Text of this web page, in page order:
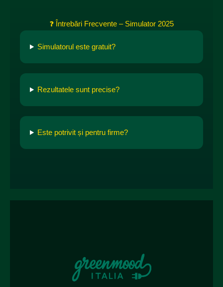
❓ Întrebări Frecvente – Simulator 2025
Simulatorul este gratuit?
Rezultatele sunt precise?
Este potrivit și pentru firme?